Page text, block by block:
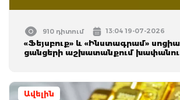
910 դիտում 13:04 19-07-2026
«Ֆեյսբուք» և «Ինստագրամ»
ցանցերի աշխատանքում
Ավելին